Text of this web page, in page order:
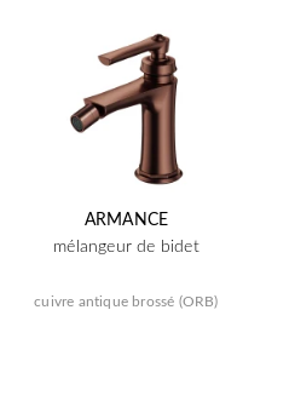
ARMANCE
mélangeur de bidet
cuivre antique brossé (ORB)